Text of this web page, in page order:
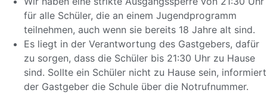
für alle Schüler, die an einem Jugendprogramm
teilnehmen, auch wenn sie bereits 18 Jahre alt sind.
Es liegt in der Verantwortung des Gastgebers, dafür
zu sorgen, dass die Schüler bis 21:30 Uhr zu Hause
sind. Sollte ein Schüler nicht zu Hause sein, informiert
der Gastgeber die Schule über die Notrufnummer.